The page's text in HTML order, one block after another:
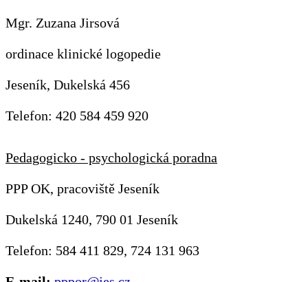
Mgr. Zuzana Jirsová
ordinace klinické logopedie
Jeseník, Dukelská 456
Telefon: 420 584 459 920
Pedagogicko - psychologická poradna
PPP OK, pracoviště Jeseník
Dukelská 1240, 790 01 Jeseník
Telefon: 584 411 829, 724 131 963